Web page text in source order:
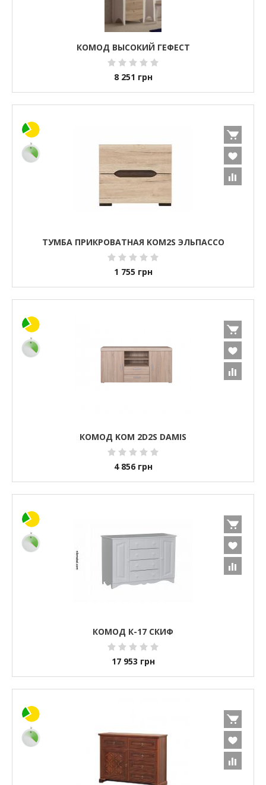
КОМОД ВЫСОКИЙ ГЕФЕСТ
8 251 грн
ТУМБА ПРИКРОВАТНАЯ KOM2S ЭЛЬПАССО
1 755 грн
КОМОД KOM 2D2S DAMIS
4 856 грн
КОМОД К-17 СКИФ
17 953 грн